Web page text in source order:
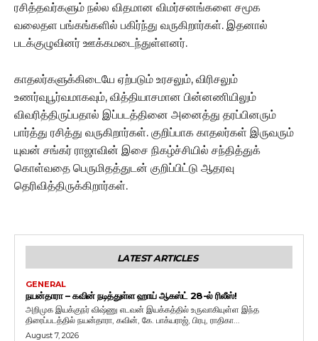
ரசித்தவர்களும் நல்ல விதமான விமர்சனங்களை சமூக
வலைதள பங்கங்களில் பகிர்ந்து வருகிறார்கள். இதனால்
படக்குழுவினர் ஊக்கமடைந்துள்ளனர்.
காதலர்களுக்கிடையே ஏற்படும் உரசலும், விரிசலும்
உணர்வுபூர்வமாகவும், வித்தியாசமான பின்னணியிலும்
விவரித்திருப்பதால் இப்படத்தினை அனைத்து தரப்பினரும்
பார்த்து ரசித்து வருகிறார்கள். குறிப்பாக காதலர்கள் இருவரும்
யுவன் சங்கர் ராஜாவின் இசை நிகழ்ச்சியில் சந்தித்துக்
கொள்வதை பெருமிதத்துடன் குறிப்பிட்டு ஆதரவு
தெரிவித்திருக்கிறார்கள்.
LATEST ARTICLES
GENERAL
நயன்தாரா – கவின் நடித்துள்ள ஹாய் ஆகஸ்ட் 28-ல் ரிலீஸ்!
அறிமுக இயக்குநர் விஷ்ணு எடவன் இயக்கத்தில் உருவாகியுள்ள இந்த
திரைப்படத்தில் நயன்தாரா, கவின், கே. பாக்யராஜ், பிரபு, ராதிகா...
August 7, 2026